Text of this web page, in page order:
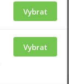
Vybrat
Vybrat